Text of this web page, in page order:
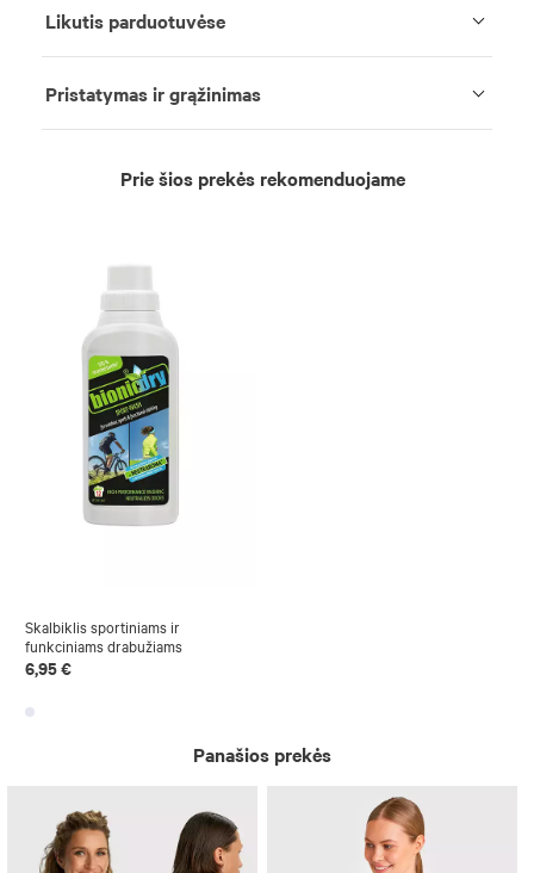
Likutis parduotuvėse
Pristatymas ir grąžinimas
Prie šios prekės rekomenduojame
Skalbiklis sportiniams ir
funkciniams drabužiams
6,95 €
Panašios prekės